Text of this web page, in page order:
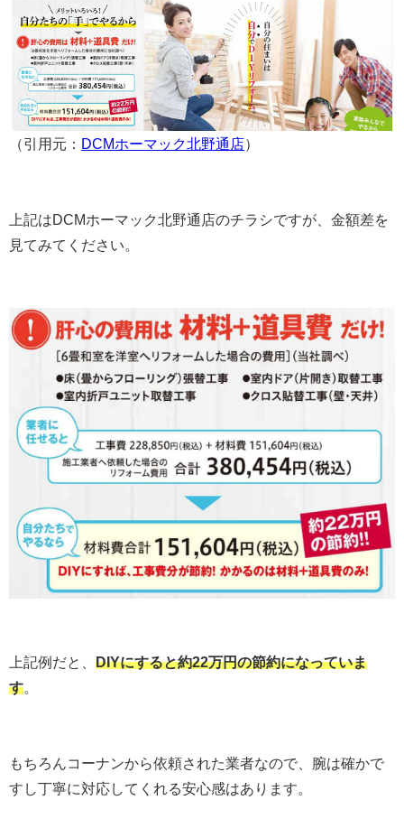
（引用元： DCMホーマック北野通店）
上記はDCMホーマック北野通店のチラシですが、金額差を
見てみてください。
上記例だと、 DIYにすると約22万円の節約になっていま
す。
もちろんコーナンから依頼された業者なので、腕は確かで
すし丁寧に対応してくれる安心感はあります。